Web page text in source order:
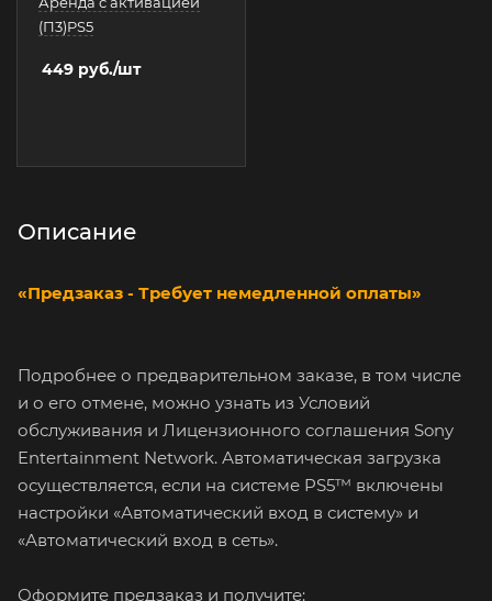
(П3)PS5
449 руб./шт
Описание
«Предзаказ - Требует немедленной оплаты»
Подробнее о предварительном заказе, в том числе
и о его отмене, можно узнать из Условий
обслуживания и Лицензионного соглашения Sony
Entertainment Network. Автоматическая загрузка
осуществляется, если на системе PS5™ включены
настройки «Автоматический вход в систему» и
«Автоматический вход в сеть».
Оформите предзаказ и получите: